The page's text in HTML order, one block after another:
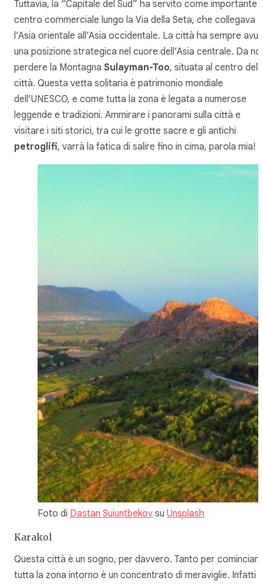
Tuttavia, la “Capitale del Sud” ha servito come importante
centro commerciale lungo la Via della Seta, che collegava
l’Asia orientale all’Asia occidentale. La città ha sempre
una posizione strategica nel cuore dell’Asia centrale. Da
perdere la Montagna Sulayman-Too, situata al centro
città. Questa vetta solitaria è patrimonio mondiale
dell’UNESCO, e come tutta la zona è legata a numerose
leggende e tradizioni. Ammirare i panorami sulla città e
visitare i siti storici, tra cui le grotte sacre e gli antichi
petroglifi, varrà la fatica di salire fino in cima, parola mia!
Foto di Dastan Suiuntbekov su Unsplash
Karakol
Questa città è un sogno, per davvero. Tanto per
tutta la zona intorno è un concentrato di meraviglie. Infatti